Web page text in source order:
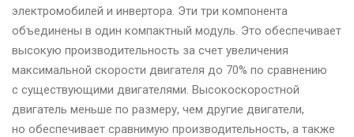
электромобилей и инвертора. Эти три компонента
объединены в один компактный модуль. Это обеспечивает
высокую производительность за счет увеличения
максимальной скорости двигателя до 70% по сравнению
с существующими двигателями. Высокоскоростной
двигатель меньше по размеру, чем другие двигатели,
но обеспечивает сравнимую производительность, а также